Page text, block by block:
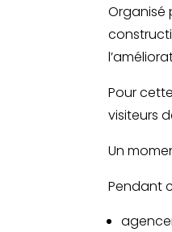
Organisé
Pour
visiteurs
Un
Pendant